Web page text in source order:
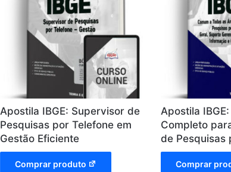
Apostila IBGE: Supervisor de
Pesquisas por Telefone em
Gestão Eficiente
Comprar produto
Apostila
Completo
de Pesquisas
Comprar